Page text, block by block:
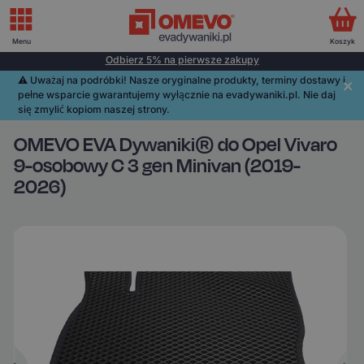
Odbierz 5% na pierwsze zakupy
⚠️️ Uważaj na podróbki! Nasze oryginalne produkty, terminy dostawy i
pełne wsparcie gwarantujemy wyłącznie na evadywaniki.pl. Nie daj
się zmylić kopiom naszej strony.
OMEVO EVA Dywaniki® do Opel Vivaro
9-osobowy C 3 gen Minivan (2019-
2026)
Menu Koszyk